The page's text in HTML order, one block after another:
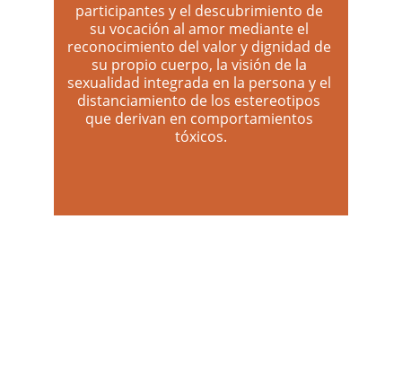
participantes y el descubrimiento de
su vocación al amor mediante el
reconocimiento del valor y dignidad de
su propio cuerpo, la visión de la
sexualidad integrada en la persona y el
distanciamiento de los estereotipos
que derivan en comportamientos
tóxicos.